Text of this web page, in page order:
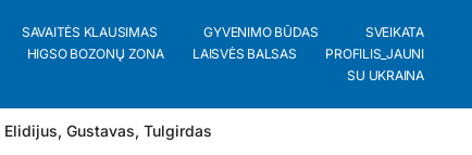
SAVAITĖS KLAUSIMAS GYVENIMO BŪDAS
SVEIKATA
HIGSO BOZONŲ ZONA LAISVĖS BALSAS
PROFILIS_JAUNI
SU UKRAINA
Elidijus, Gustavas, Tulgirdas